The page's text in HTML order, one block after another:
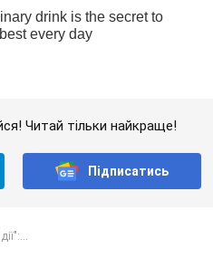
Читай тільки найкраще!
Підписатись